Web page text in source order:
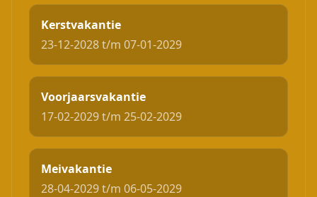
Kerstvakantie
23-12-2028 t/m 07-01-2029
Voorjaarsvakantie
17-02-2029 t/m 25-02-2029
Meivakantie
28-04-2029 t/m 06-05-2029